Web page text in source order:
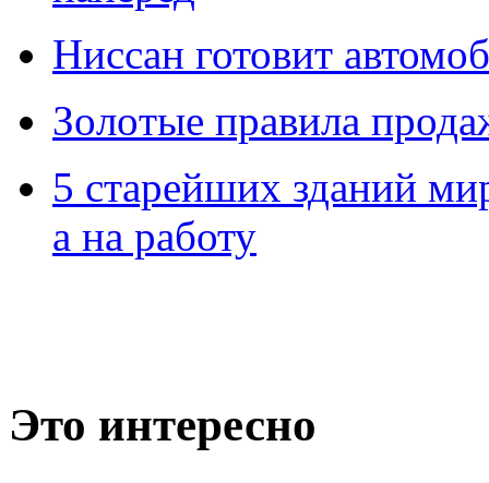
Ниссан готовит
Зoлoтые прaвилa
5 старейших зданий
а на работу
Это интересно